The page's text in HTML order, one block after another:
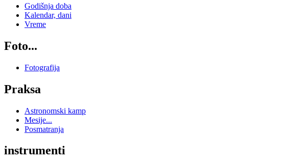
Godišnja doba
Kalendar, dani
Vreme
Foto...
Fotografija
Praksa
Astronomski kamp
Mesije...
Posmatranja
instrumenti